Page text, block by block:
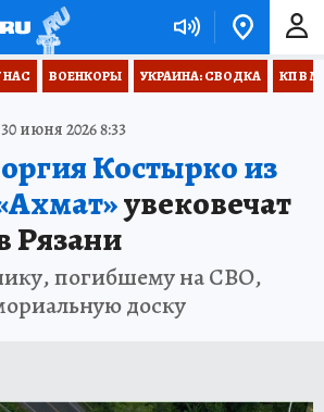
НАС ВОЕНКОРЫ УКРАИНА: СВОДКА КП В
30 июня 2026 8:33
Костырко из
увековечат
Рязани
погибшему на СВО,
доску